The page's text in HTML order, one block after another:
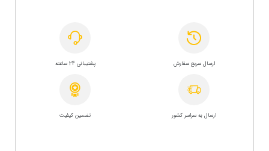
ارسال سریع سفارش پشتیبانی 24 ساعته
ارسال به سراسر کشور تضمین کیفیت